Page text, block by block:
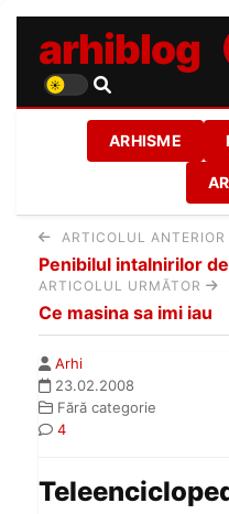
arhiblog
ARHISME
ARTICOLUL ANTERIOR
Penibilul intalnirilor
ARTICOLUL URMĂTOR
Ce masina sa imi iau
Arhi
23.02.2008
Fără categorie
4